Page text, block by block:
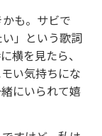
も。サビで
い」という歌詞
横を見たら、
い気持ちにな
にいられて嬉